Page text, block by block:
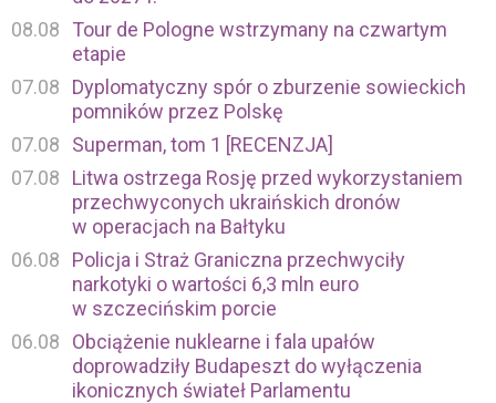
08.08
Tour de Pologne wstrzymany na czwartym
etapie
07.08
Dyplomatyczny spór o zburzenie sowieckich
pomników przez Polskę
07.08
Superman, tom 1 [RECENZJA]
07.08
Litwa ostrzega Rosję przed wykorzystaniem
przechwyconych ukraińskich dronów
w operacjach na Bałtyku
06.08
Policja i Straż Graniczna przechwyciły
narkotyki o wartości 6,3 mln euro
w szczecińskim porcie
06.08
Obciążenie nuklearne i fala upałów
doprowadziły Budapeszt do wyłączenia
ikonicznych świateł Parlamentu